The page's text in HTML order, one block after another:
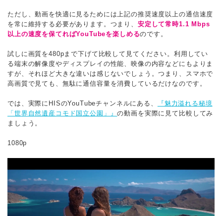
ただし、動画を快適に見るためには上記の推奨速度以上の通信速度
を常に維持する必要があります。つまり、 安定して常時1.1 Mbps
以上の速度を保てればYouTubeを楽しめるのです。
試しに画質を480pまで下げて比較して見てください。利用してい
る端末の解像度やディスプレイの性能、映像の内容などにもよりま
すが、それほど大きな違いは感じないでしょう。つまり、スマホで
高画質で見ても、無駄に通信容量を消費しているだけなのです。
では、実際にHISのYouTubeチャンネルにある、
『魅力溢れる秘境
「世界自然遺産コモド国立公園」』の動画を実際に見て比較してみ
ましょう。
1080p